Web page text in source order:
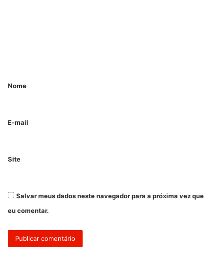
Nome
E-mail
Site
Salvar meus dados neste navegador para a próxima vez que
eu comentar.